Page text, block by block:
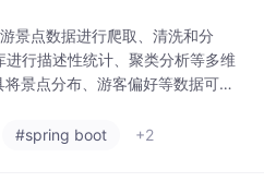
景点数据进行爬取、清洗和分
行描述性统计、聚类分析等多维
景点分布、游客偏好等数据可视
持，展现了大数据分析在旅游业中
#spring boot +2